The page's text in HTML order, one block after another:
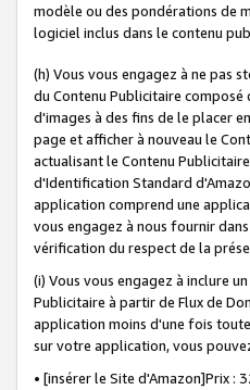
modèle ou des pondérations de
logiciel inclus dans le contenu
(h) Vous vous engagez à ne pas
du Contenu Publicitaire
d'images à des fins de le placer
page et afficher à nouveau le
actualisant le Contenu
d'Identification Standard
application comprend une
vous engagez à nous fournir
vérification du respect de la
(i) Vous vous engagez à inclure
Publicitaire à partir de Flux de
application moins d'une fois
sur votre application, vous
• [insérer le Site d'Amazon]Prix